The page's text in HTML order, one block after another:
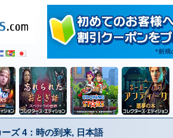
ズ 4：時の到来, 日本語